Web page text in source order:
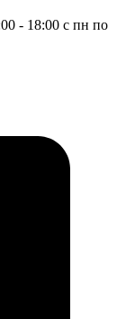
- 18:00 с пн по